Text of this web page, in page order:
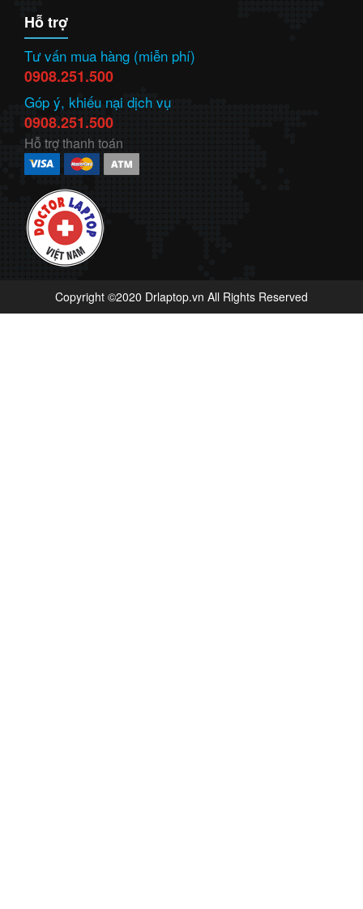
Hỗ trợ
Tư vấn mua hàng (miễn phí)
0908.251.500
Góp ý, khiếu nại dịch vụ
0908.251.500
Hỗ trợ thanh toán
Copyright ©2020 Drlaptop.vn All Rights Reserved